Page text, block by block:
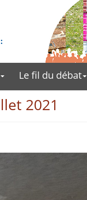
Le fil du débat
2021